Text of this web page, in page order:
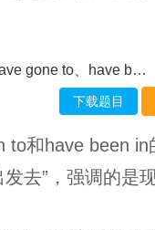
been to和have been in-muxed
下载题目
to和have been in
去”，强调的是